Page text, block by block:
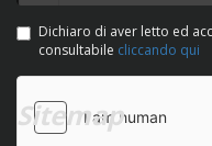
Dichiaro di aver letto ed
consultabile cliccando qui
Sitemap